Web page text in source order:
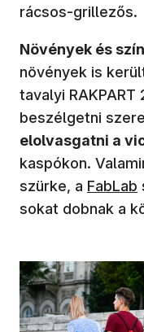
rácsos-grillezős.
Növények és
növények is
tavalyi
beszélgetni
elolvasgatni a
kaspókon.
szürke, a FabLab
sokat dobnak a